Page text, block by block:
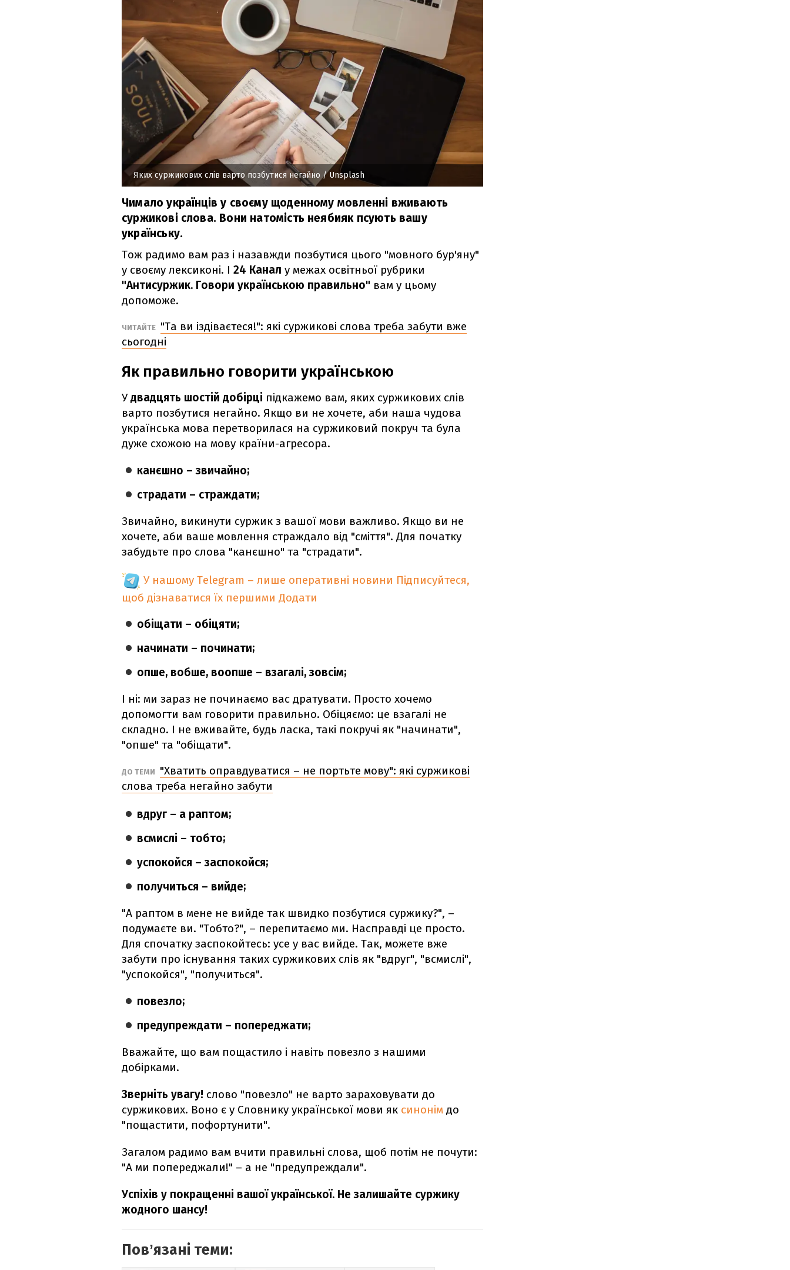
Яких суржикових слів варто позбутися негайно / Unsplash
Чимало українців у своєму щоденному мовленні вживають
суржикові слова. Вони натомість неябияк псують вашу
українську.
Тож радимо вам раз і назавжди позбутися цього "мовного бур'яну"
у своєму лексиконі. І 24 Канал у межах освітньої рубрики
"Антисуржик. Говори українською правильно" вам у цьому
допоможе.
ЧИТАЙТЕ "Та ви іздіваєтеся!": які суржикові слова треба забути вже
сьогодні
Як правильно говорити українською
Удвадцять шостій добірці підкажемо вам, яких суржикових слів
варто позбутися негайно. Якщо ви не хочете, аби наша чудова
українська мова перетворилася на суржиковий покруч та була
дуже схожою на мову країни-агресора.
канєшно – звичайно;
страдати – страждати;
Звичайно, викинути суржик з вашої мови важливо. Якщо ви не
хочете, аби ваше мовлення страждало від "сміття". Для початку
забудьте про слова "канєшно" та "страдати".
У нашому Telegram – лише оперативні новини Підписуйтеся,
щоб дізнаватися їх першими Додати
обіщати – обіцяти;
начинати – починати;
опше, вобше, воопше – взагалі, зовсім;
​І ні: ми зараз не починаємо вас дратувати. Просто хочемо
допомогти вам говорити правильно. Обіцяємо: це взагалі не
складно. І не вживайте, будь ласка, такі покручі як "начинати",
"опше" та "обіщати".
ДО ТЕМИ
"Хватить оправдуватися – не портьте мову": які суржикові
слова треба негайно забути
вдруг – а раптом;
всмислі – тобто;
успокойся – заспокойся;
получиться – вийде;
"А раптом в мене не вийде так швидко позбутися суржику?", –
подумаєте ви. "Тобто?", – перепитаємо ми. Насправді це просто.
Для спочатку заспокойтесь: усе у вас вийде. Так, можете вже
забути про існування таких суржикових слів як "вдруг", "всмислі",
"успокойся", "получиться".
повезло;
предупреждати – попереджати;
Вважайте, що вам пощастило і навіть повезло з нашими
добірками.
Зверніть увагу! слово "повезло" не варто зараховувати до
суржикових. Воно є у Словнику української мови як синонім до
"пощастити, пофортунити".
Загалом радимо вам вчити правильні слова, щоб потім не почути:
"А ми попереджали!" – а не "предупреждали".
Успіхів у покращенні вашої української. Не залишайте суржику
жодного шансу!
Повʼязані теми: